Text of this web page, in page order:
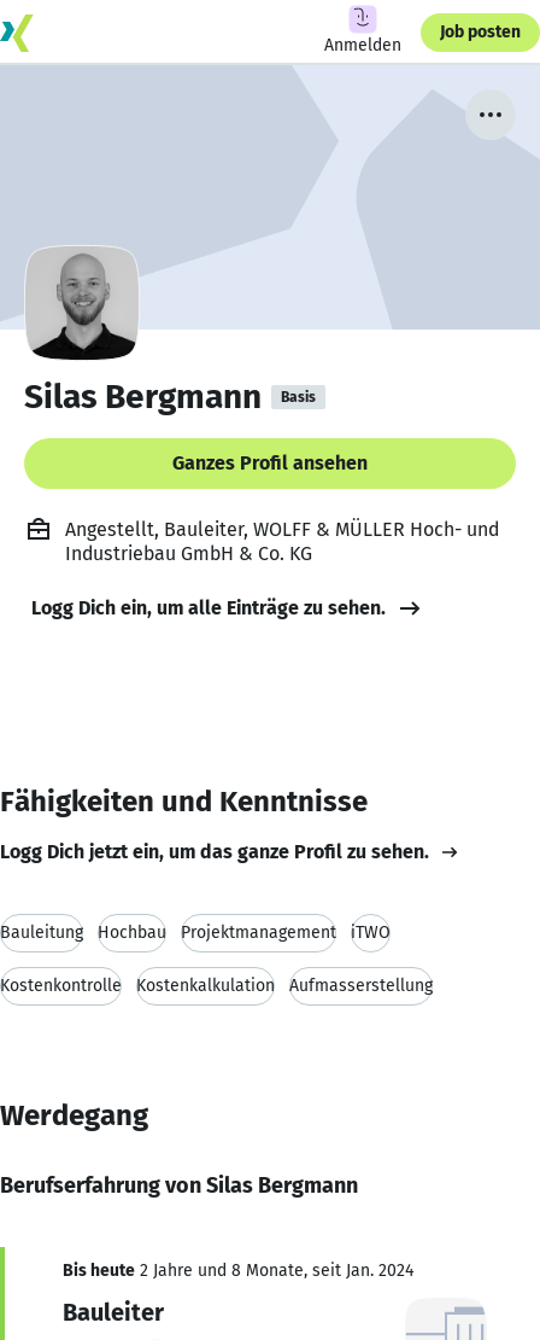
Anmelden
Job posten
Silas Bergmann Basis
Ganzes Profil ansehen
Angestellt, Bauleiter, WOLFF & MÜLLER Hoch- und
Industriebau GmbH & Co. KG
Logg Dich ein, um alle Einträge zu sehen.
Fähigkeiten und Kenntnisse
Logg Dich jetzt ein, um das ganze Profil zu sehen.
Bauleitung Hochbau Projektmanagement iTWO
Kostenkontrolle Kostenkalkulation Aufmasserstellung
Werdegang
Berufserfahrung von Silas Bergmann
Bis heute 2 Jahre und 8 Monate, seit Jan. 2024
Bauleiter